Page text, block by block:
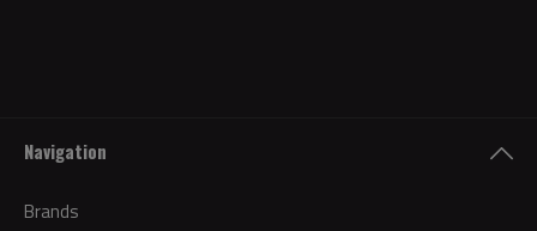
Navigation
Brands